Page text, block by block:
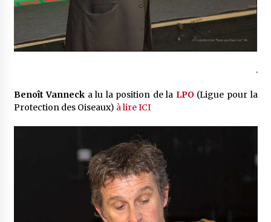
.
Benoît Vanneck a lu la position de la LPO(Ligue pour la
Protection des Oiseaux) à lire ICI